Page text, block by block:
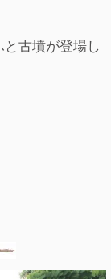
古墳が登場し